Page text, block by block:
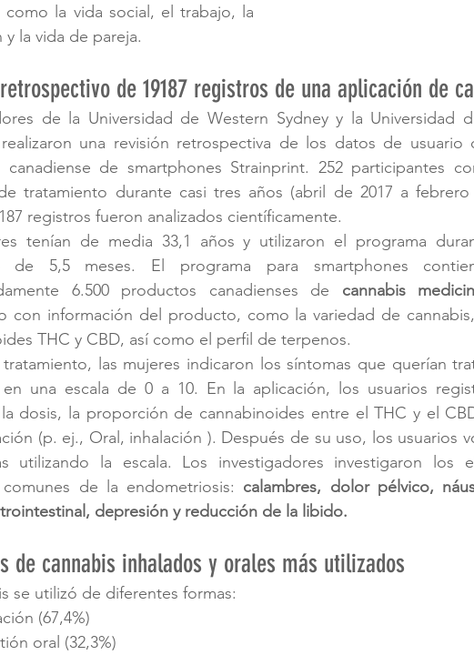
como la vida social, el trabajo, la
y la vida de pareja.
de 19187 registros de una aplicación de
de la Universidad de Western Sydney y la Universidad
una revisión retrospectiva de los datos de usuario
canadiense de smartphones Strainprint. 252 participantes
tratamiento durante casi tres años (abril de 2017 a
registros fueron analizados científicamente.
tenían de media 33,1 años y utilizaron el programa
de 5,5 meses. El programa para smartphones
6.500 productos canadienses de cannabis
con información del producto, como la variedad de
THC y CBD, así como el perfil de terpenos.
las mujeres indicaron los síntomas que querían
en una escala de 0 a 10. En la aplicación, los usuarios
la dosis, la proporción de cannabinoides entre el THC y el
(p. ej., Oral, inhalación ). Después de su uso, los usuarios
utilizando la escala. Los investigadores investigaron los
comunes de la endometriosis: calambres, dolor pélvico,
depresión y reducción de la libido.
de cannabis inhalados y orales más utilizados
se utilizó de diferentes formas:
(67,4%)
oral (32,3%)